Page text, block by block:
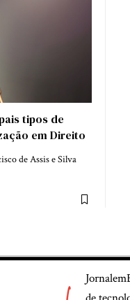
tipos de
em Direito
de Assis e Silva